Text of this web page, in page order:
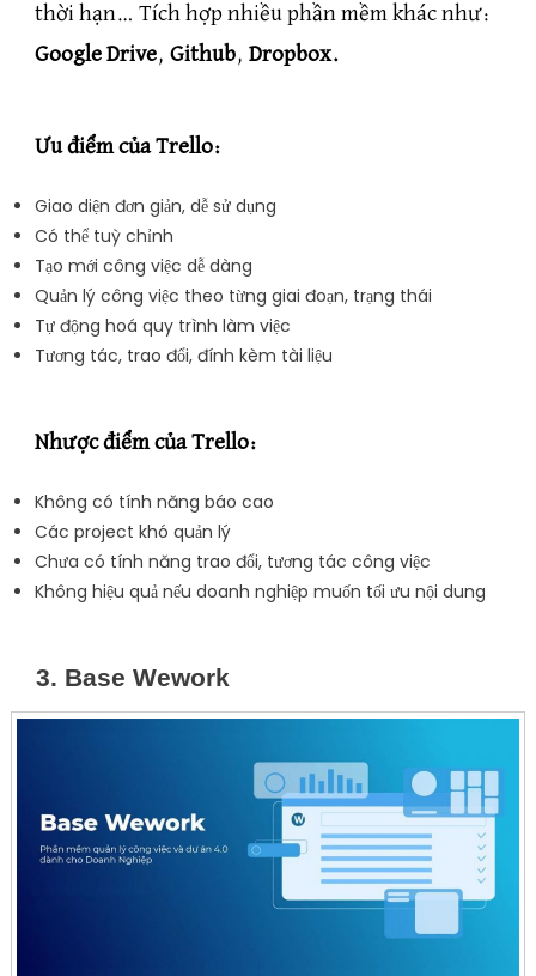
thời hạn… Tích hợp nhiều phần mềm khác như:
Google Drive, Github, Dropbox.
Ưu điểm của Trello:
Giao diện đơn giản, dễ sử dụng
Có thể tuỳ chỉnh
Tạo mới công việc dễ dàng
Quản lý công việc theo từng giai đoạn, trạng thái
Tự động hoá quy trình làm việc
Tương tác, trao đổi, đính kèm tài liệu
Nhược điểm của Trello:
Không có tính năng báo cao
Các project khó quản lý
Chưa có tính năng trao đổi, tương tác công việc
Không hiệu quả nếu doanh nghiệp muốn tối ưu nội dung
3. Base Wework